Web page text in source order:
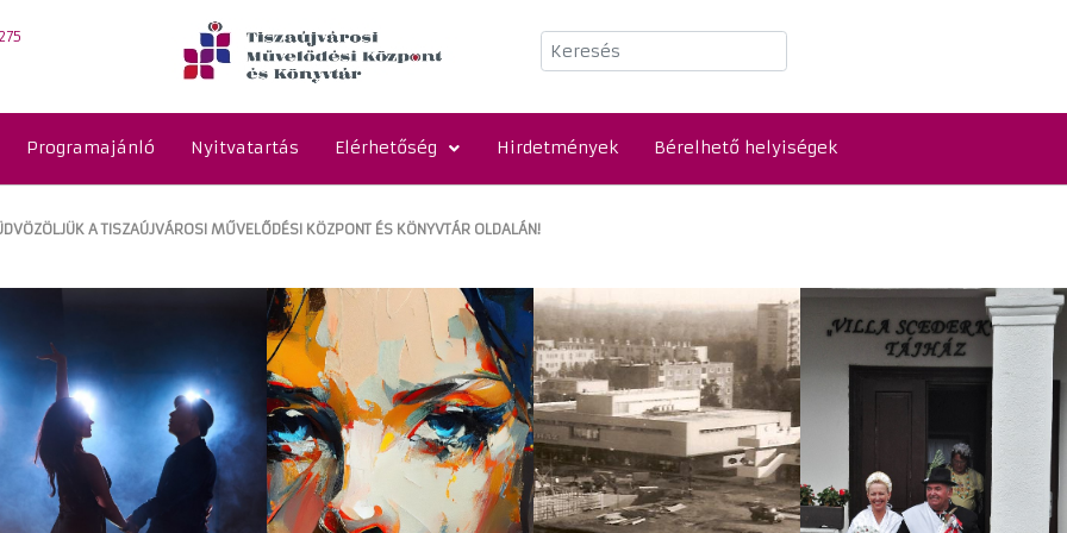
Keresés
Programajánló Nyitvatartás Elérhetőség Hirdetmények Bérelhető helyiségek
A TISZAÚJVÁROSI MŰVELŐDÉSI KÖZPONT ÉS KÖNYVTÁR OLDALÁN!